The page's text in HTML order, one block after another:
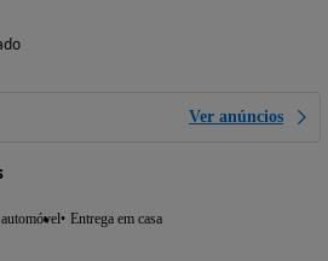
Ver anúncios
Entrega em casa